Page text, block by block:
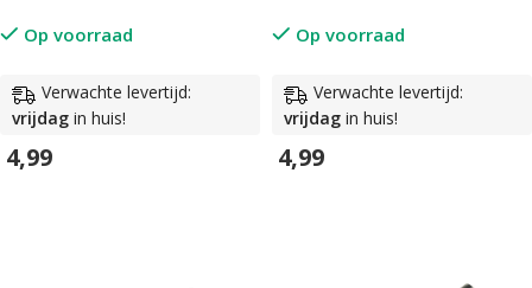
Op voorraad
Verwachte levertijd:
vrijdag in huis!
4,99
Op voorraad
Verwachte levertijd:
vrijdag in huis!
4,99